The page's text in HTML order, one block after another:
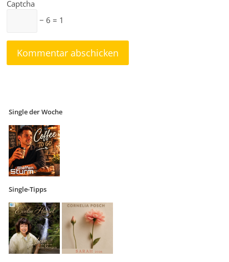
Captcha
− 6 = 1
Single der Woche
Single-Tipps